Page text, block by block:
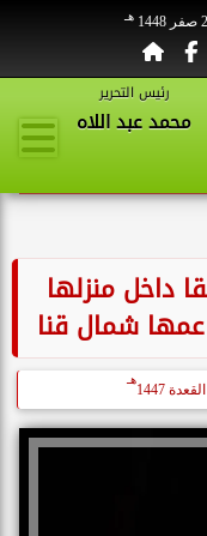
هـ
رئيس التحرير
محمد عبد اللاه
داخل منزلها
شمال قنا
هـ